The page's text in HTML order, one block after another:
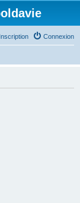
Connexion
Inscription